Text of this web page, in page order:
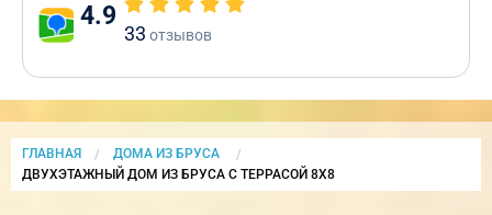
4.9
33 отзывов
ГЛАВНАЯ
ДОМА ИЗ БРУСА
CURRENT:
ДВУХЭТАЖНЫЙ ДОМ ИЗ БРУСА С ТЕРРАСОЙ 8Х8